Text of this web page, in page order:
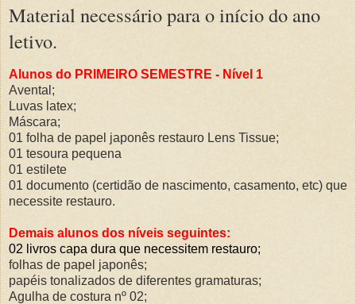
Material necessário para o início do ano
letivo.
Alunos do PRIMEIRO SEMESTRE - Nível 1
Avental;
Luvas latex;
Máscara;
01 folha de papel japonês restauro Lens Tissue;
01 tesoura pequena
01 estilete
01 documento (certidão de nascimento, casamento, etc) que
necessite restauro.
Demais alunos dos níveis seguintes:
02 livros capa dura que necessitem restauro;
folhas de papel japonês;
papéis tonalizados de diferentes gramaturas;
Agulha de costura nº 02;